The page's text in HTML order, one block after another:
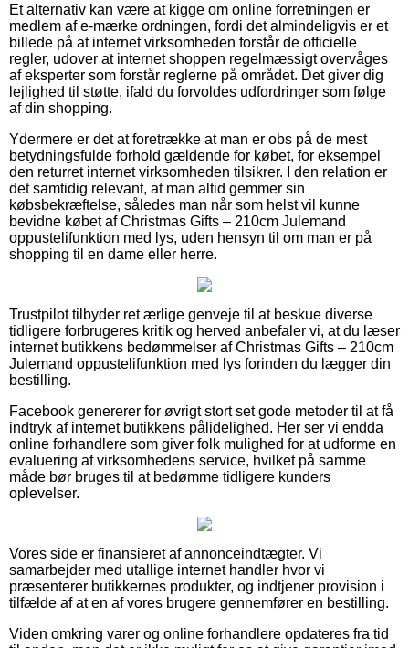
Et alternativ kan være at kigge om online forretningen er
medlem af e-mærke ordningen, fordi det almindeligvis er et
billede på at internet virksomheden forstår de officielle
regler, udover at internet shoppen regelmæssigt overvåges
af eksperter som forstår reglerne på området. Det giver dig
lejlighed til støtte, ifald du forvoldes udfordringer som følge
af din shopping.
Ydermere er det at foretrække at man er obs på de mest
betydningsfulde forhold gældende for købet, for eksempel
den returret internet virksomheden tilsikrer. I den relation er
det samtidig relevant, at man altid gemmer sin
købsbekræftelse, således man når som helst vil kunne
bevidne købet af Christmas Gifts – 210cm Julemand
oppustelifunktion med lys, uden hensyn til om man er på
shopping til en dame eller herre.
Trustpilot tilbyder ret ærlige genveje til at beskue diverse
tidligere forbrugeres kritik og herved anbefaler vi, at du læser
internet butikkens bedømmelser af Christmas Gifts – 210cm
Julemand oppustelifunktion med lys forinden du lægger din
bestilling.
Facebook genererer for øvrigt stort set gode metoder til at få
indtryk af internet butikkens pålidelighed. Her ser vi endda
online forhandlere som giver folk mulighed for at udforme en
evaluering af virksomhedens service, hvilket på samme
måde bør bruges til at bedømme tidligere kunders
oplevelser.
Vores side er finansieret af annonceindtægter. Vi
samarbejder med utallige internet handler hvor vi
præsenterer butikkernes produkter, og indtjener provision i
tilfælde af at en af vores brugere gennemfører en bestilling.
Viden omkring varer og online forhandlere opdateres fra tid